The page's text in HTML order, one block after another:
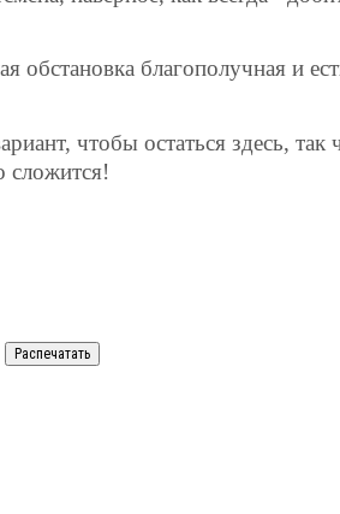
благополучная и
чтобы остаться здесь, так
сложится!